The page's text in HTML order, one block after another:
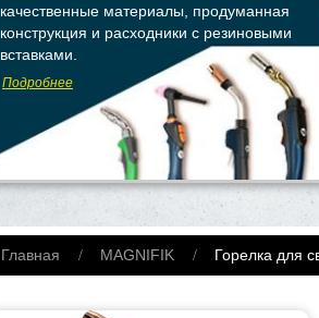
качественные материалы, продуманная
конструкция и расходники с резиновыми
вставками.
Подробнее
Главная MAGNIFIK Горелка для